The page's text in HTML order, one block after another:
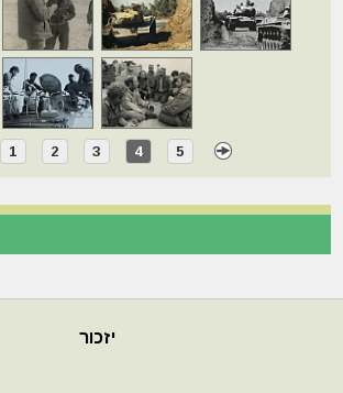
1 2 3 4 5
יזכור